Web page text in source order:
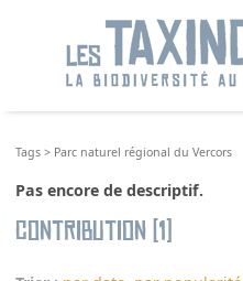
Tags > Parc naturel régional du Vercors
Pas encore de descriptif.
Contribution (1)